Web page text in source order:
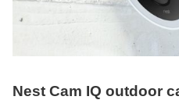
Nest Cam IQ outdoor